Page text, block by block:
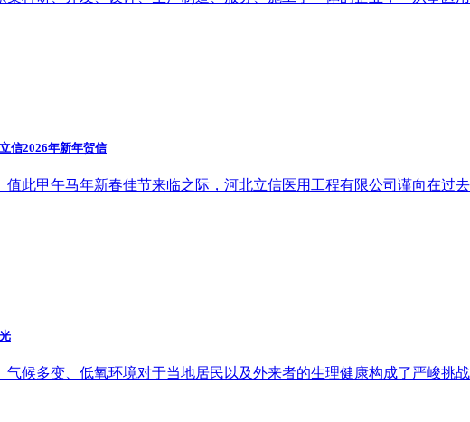
信2026年新年贺信
此甲午马年新春佳节来临之际，河北立信医用工程有限公司谨向在
候多变、低氧环境对于当地居民以及外来者的生理健康构成了严峻